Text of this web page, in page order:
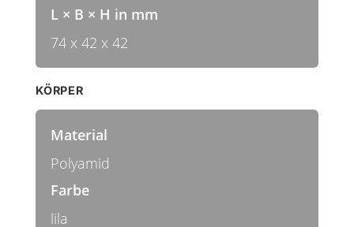
L × B × H in mm
74 x 42 x 42
KÖRPER
Material
Polyamid
Farbe
lila